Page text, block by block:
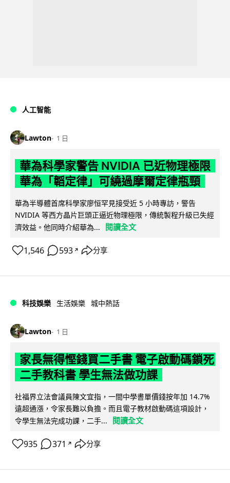
人工智能
Lawton 1 日
華為科學家警告 NVIDIA 已近物理極限
華為「韜定律」可繞過摩爾定律瓶頸
華為半導體首席科學家廖恒罕見接受近 5 小時專訪，警告
NVIDIA 等西方晶片巨頭正逼近物理極限，傳統製程升級已失經
濟效益。他同時介紹華為...
閱讀全文
1,546 593 ↗ 分享
科技娛樂 生活娛樂 城中熱話
Lawton 1 日
家長無得慳錢買二手書 電子啟動碼鎖死
二手教科書 學生無法做功課
社福界立法會議員陳文宜指，一間中學書單價錢按年加 14.7%
遠超通漲，令家長難以負擔。而且電子教材啟動碼這項設計，
令學生無法完成功課，二手...
閱讀全文
935 371 ↗ 分享